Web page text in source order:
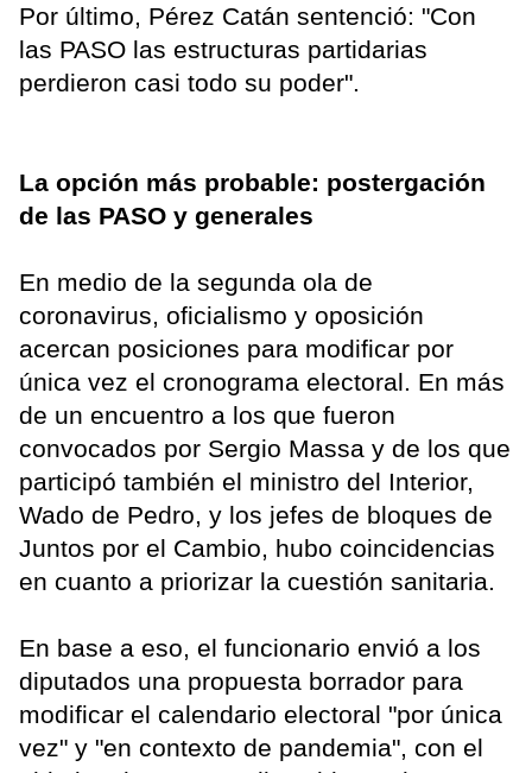
Por último, Pérez Catán sentenció: "Con
las PASO las estructuras partidarias
perdieron casi todo su poder".
La opción más probable: postergación
de las PASO y generales
En medio de la segunda ola de
coronavirus, oficialismo y oposición
acercan posiciones para modificar por
única vez el cronograma electoral. En más
de un encuentro a los que fueron
convocados por Sergio Massa y de los que
participó también el ministro del Interior,
Wado de Pedro, y los jefes de bloques de
Juntos por el Cambio, hubo coincidencias
en cuanto a priorizar la cuestión sanitaria.
En base a eso, el funcionario envió a los
diputados una propuesta borrador para
modificar el calendario electoral "por única
vez" y "en contexto de pandemia", con el